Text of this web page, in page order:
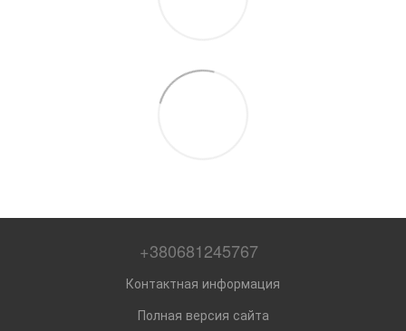
+380681245767
Контактная информация
Полная версия сайта